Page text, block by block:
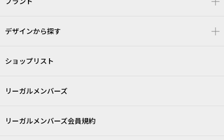
デザインから探す
ショップリスト
リーガルメンバーズ
リーガルメンバーズ会員規約